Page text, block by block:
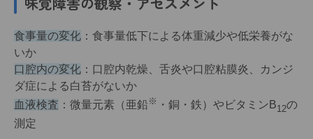
食事量の変化 ：食事量低下による体重減少や低栄養がな
いか
口腔内の変化 ：口腔内乾燥、舌炎や口腔粘膜炎、カンジ
ダ症による白苔がないか
血液検査 ：微量元素（亜鉛 ※ ・銅・鉄）やビタミンB12の
測定